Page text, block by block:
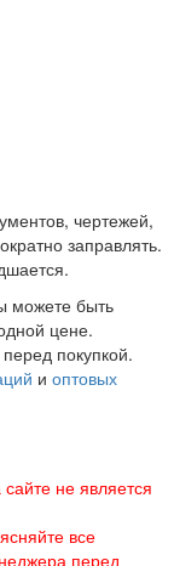
чертежей,
заправлять.
можете быть
цене.
перед покупкой.
и оптовых
не является
все
перед